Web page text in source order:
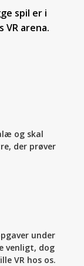
spil er i
VR arena.
og skal
der prøver
under
venligt, dog
VR hos os.